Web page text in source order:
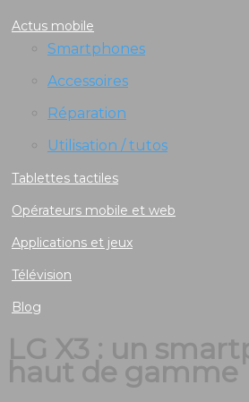
Actus mobile
Smartphones
Accessoires
Réparation
Utilisation / tutos
Tablettes tactiles
Opérateurs mobile et web
Applications et jeux
Télévision
Blog
LG X3 : un
haut de gamme